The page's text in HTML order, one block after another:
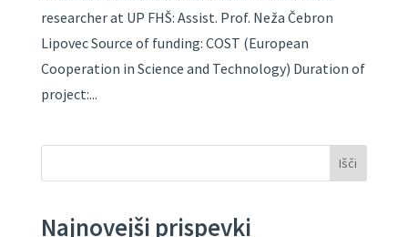
researcher at UP FHŠ: Assist. Prof. Neža Čebron
Lipovec Source of funding: COST (European
Cooperation in Science and Technology) Duration of
project:...
Išči
Najnovejši prispevki